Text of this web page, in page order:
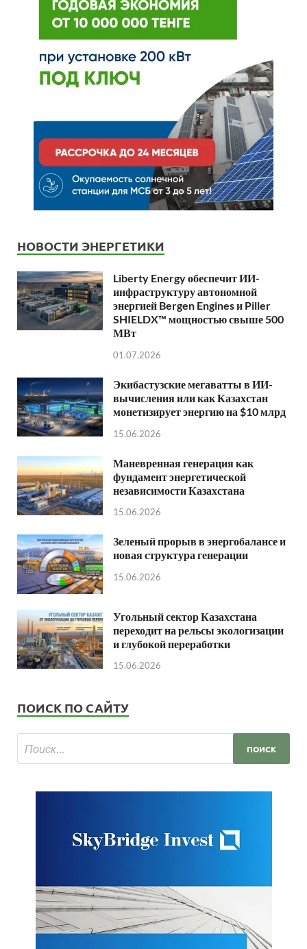
НОВОСТИ ЭНЕРГЕТИКИ
Liberty Energy обеспечит ИИ-
инфраструктуру автономной
энергией Bergen Engines и Piller
SHIELDX™ мощностью свыше 500
МВт
01.07.2026
Экибастузские мегаватты в ИИ-
вычисления или как Казахстан
монетизирует энергию на $10 млрд
15.06.2026
Маневренная генерация как
фундамент энергетической
независимости Казахстана
15.06.2026
Зеленый прорыв в энергобалансе и
новая структура генерации
15.06.2026
Угольный сектор Казахстана
переходит на рельсы экологизации
и глубокой переработки
15.06.2026
ПОИСК ПО САЙТУ